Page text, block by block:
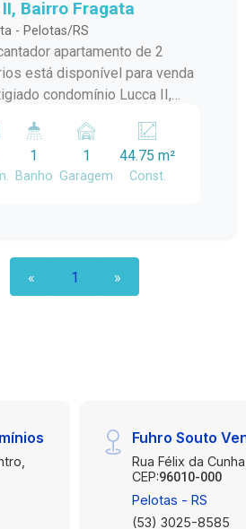
Bairro Fragata
- Pelotas/RS
apartamento de 2
está disponível para venda
condomínio Lucca II,
Com uma vaga de
é uma excelente oportunidade
busca conforto e
o condomínio Lucca II
apartamento em Lucca II.
esta oportunidade única de
1
Banho
1
Garagem
44.75 m²
Const.
« 1 »
Fuhro Souto
Rua Félix da
CEP:96010-000
Pelotas - RS
(53) 3025-8585